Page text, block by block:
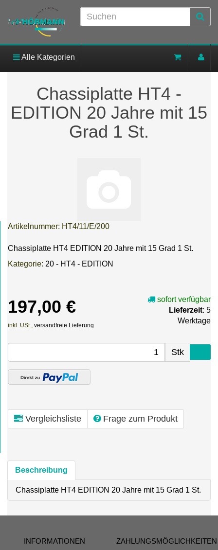
Alle Kategorien
Chassiplatte HT4 -
EDITION 20 Jahre mit 15
Grad 1 St.
Artikelnummer: HT4/11/E/200
Chassiplatte HT4 EDITION 20 Jahre mit 15 Grad 1 St.
Kategorie: 20 - HT4 - EDITION
197,00 €
inkl. USt., versandfreie Lieferung
sofort verfügbar
Lieferzeit: 5
Werktage
Stk
Vergleichsliste Frage zum Produkt
Beschreibung
Chassiplatte HT4 EDITION 20 Jahre mit 15 Grad 1 St.
INFORMATIONEN ZAHLUNGSMÖGLICHKEITEN